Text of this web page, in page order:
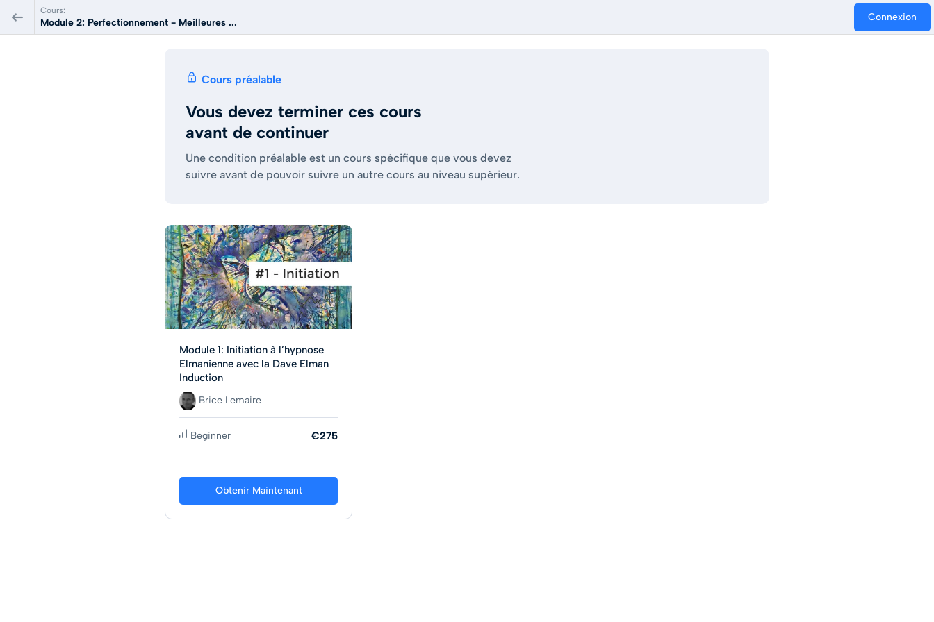
Cours:
Module 2: Perfectionnement - Meilleures ... Connexion
Cours préalable
Vous devez terminer ces cours
avant de continuer
Une condition préalable est un cours spécifique que vous devez
suivre avant de pouvoir suivre un autre cours au niveau supérieur.
Module 1: Initiation à l’hypnose
Elmanienne avec la Dave Elman
Induction
Brice Lemaire
Beginner €275
Obtenir Maintenant